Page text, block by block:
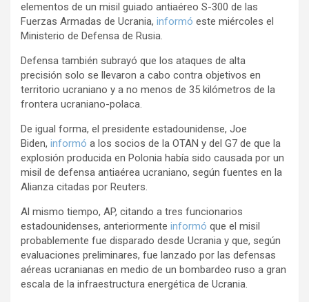
elementos de un misil guiado antiaéreo S-300 de las
Fuerzas Armadas de Ucrania, informó este miércoles el
Ministerio de Defensa de Rusia.
Defensa también subrayó que los ataques de alta
precisión solo se llevaron a cabo contra objetivos en
territorio ucraniano y a no menos de 35 kilómetros de la
frontera ucraniano-polaca.
De igual forma, el presidente estadounidense, Joe
Biden, informó a los socios de la OTAN y del G7 de que la
explosión producida en Polonia había sido causada por un
misil de defensa antiaérea ucraniano, según fuentes en la
Alianza citadas por Reuters.
Al mismo tiempo, AP, citando a tres funcionarios
estadounidenses, anteriormente informó que el misil
probablemente fue disparado desde Ucrania y que, según
evaluaciones preliminares, fue lanzado por las defensas
aéreas ucranianas en medio de un bombardeo ruso a gran
escala de la infraestructura energética de Ucrania.